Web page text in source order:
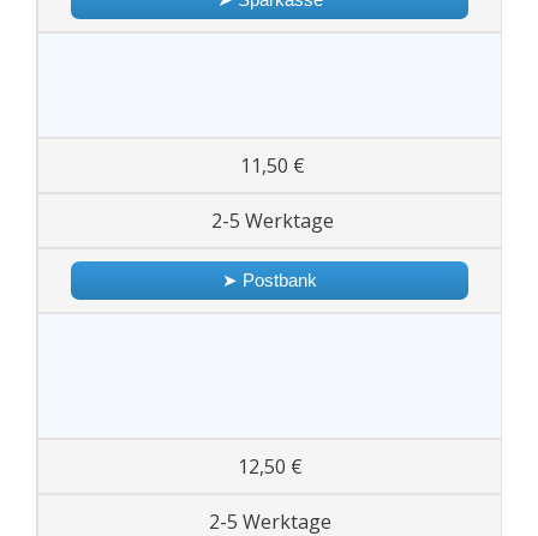
11,50 €
2-5 Werktage
➤ Postbank
12,50 €
2-5 Werktage